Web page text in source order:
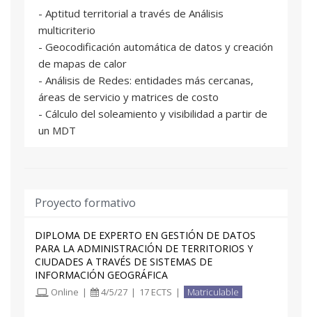
expuestos. La finalización de cada MÓDULO
(formada por 4 ASIGNATURAS), requerirá de la
realización de una "Práctica Final de Módulo".
Los alumnos del curso tendrán acceso a
consultas y dudas con el profesorado de manera
diaria mediante la herramienta de PoliformaT
"Foro". Se abrirá un Foro específico para cada
general
Posibilidad de realizar Módulos individuales. Ver
oferta Modular del Experto universitario.
- Aptitud territorial a través de Análisis
multicriterio
- Geocodificación automática de datos y creación
de mapas de calor
- Análisis de Redes: entidades más cercanas,
áreas de servicio y matrices de costo
- Cálculo del soleamiento y visibilidad a partir de
un MDT
Proyecto formativo
DIPLOMA DE EXPERTO EN GESTIÓN DE DATOS
PARA LA ADMINISTRACIÓN DE TERRITORIOS Y
CIUDADES A TRAVÉS DE SISTEMAS DE
INFORMACIÓN GEOGRÁFICA
Online | 4/5/27 | 17 ECTS | Matriculable